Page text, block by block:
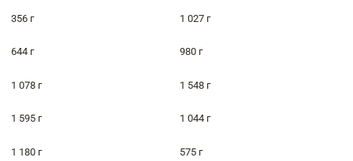
356 г 1 027 г
644 г 980 г
1 078 г 1 548 г
1 595 г 1 044 г
1 180 г 575 г